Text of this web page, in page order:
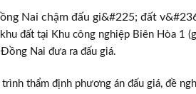
đất tại Khu công nghiệp Biên Hòa 1
Nai đưa ra đấu giá.
trình thẩm định phương án đấu giá, đề